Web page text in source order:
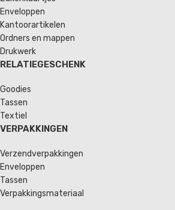
Enveloppen
Kantoorartikelen
Ordners en mappen
Drukwerk
RELATIEGESCHENK
Goodies
Tassen
Textiel
VERPAKKINGEN
Verzendverpakkingen
Enveloppen
Tassen
Verpakkingsmateriaal